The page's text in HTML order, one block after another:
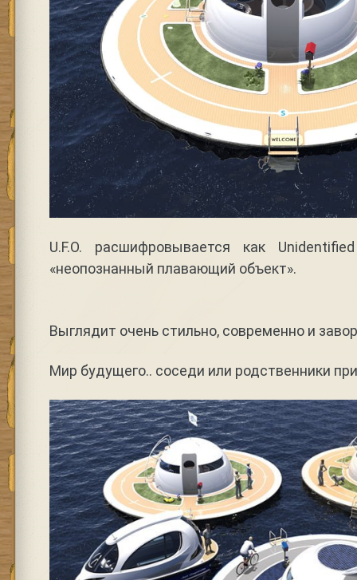
U.F.O. расшифровывается как
«неопознанный плавающий объект».
Выглядит очень стильно, современно и
Мир будущего.. соседи или родственники